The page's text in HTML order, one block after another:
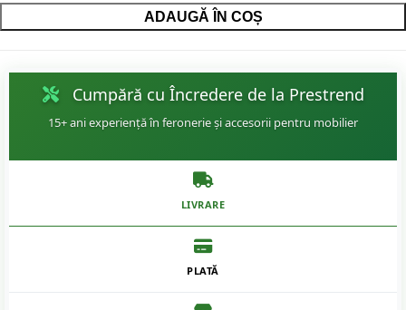
ADAUGĂ ÎN COȘ
Cumpără cu Încredere de la Prestrend
15+ ani experiență în feronerie și accesorii pentru mobilier
LIVRARE
PLATĂ